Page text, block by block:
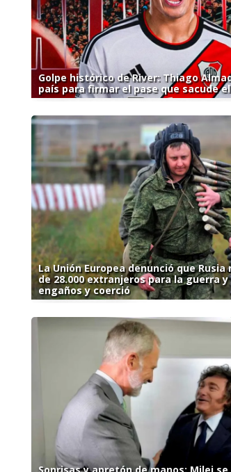
Golpe histórico de River: Thiago
país para firmar el pase que sacude
La Unión Europea denunció que
de 28.000 extranjeros para la guerra
engaños y coerció